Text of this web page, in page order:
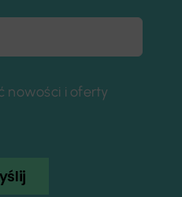
nowości i oferty